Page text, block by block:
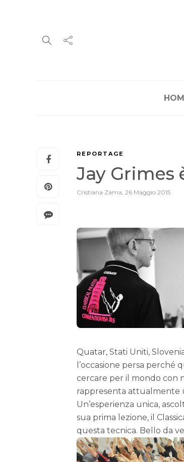
REPORTAGE
Jay Grimes
Cristiana Zama, 26 Maggio 2015
Quatar, Stati Uniti,
l’occasione persa perché
cercare per il mondo con
rappresenta attualmente
Un’esperienza unica,
sua prima lezione, il
questa tecnica. Bello da